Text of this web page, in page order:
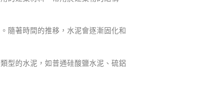
隨著時間的推移，水泥會逐漸固化和
型的水泥，如普通硅酸鹽水泥、硫鋁